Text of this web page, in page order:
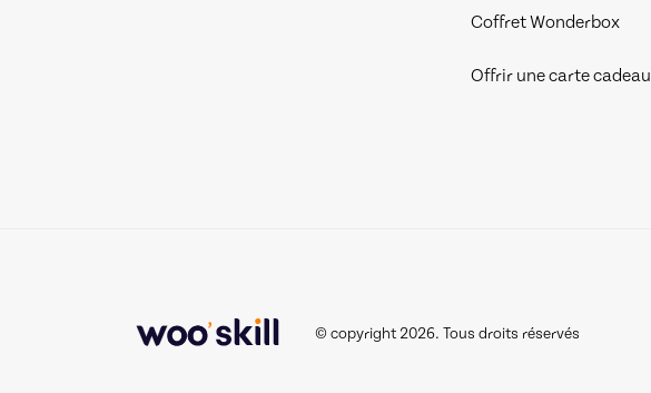
Coffret Wonderbox
Offrir une carte cadeau
© copyright 2026. Tous droits réservés